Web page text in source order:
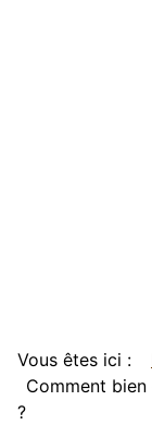
Vous êtes ici :
Comment
?